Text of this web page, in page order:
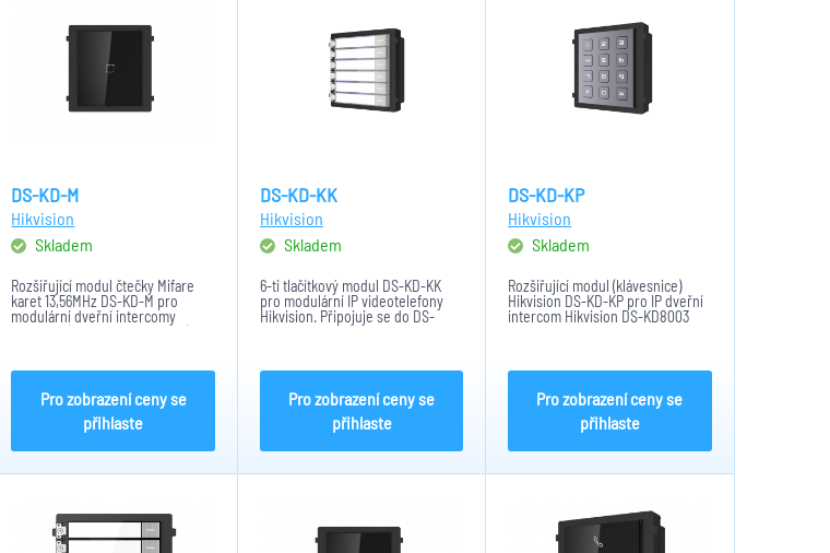
DS-KD-M
Hikvision
Skladem
Rozšiřující modul čtečky Mifare
karet 13,56MHz DS-KD-M pro
modulární dveřní intercomy
Hikvision (IP nebo 2-vodičové).
Pro zobrazení ceny se
přihlaste
DS-KD-KK
Hikvision
Skladem
6-ti tlačítkový modul DS-KD-KK
pro modulární IP videotelefony
Hikvision. Připojuje se do DS-
KD8003-IME1 pomocí přibaleného
pracovní teplota -40 až +60°C
Pro zobrazení ceny se
přihlaste
DS-KD-KP
Hikvision
Skladem
Rozšiřující modul (klávesnice)
Hikvision DS-KD-KP pro IP dveřní
intercom Hikvision DS-KD8003
Odolnost IK07. Napájení...
Pro zobrazení ceny se
přihlaste